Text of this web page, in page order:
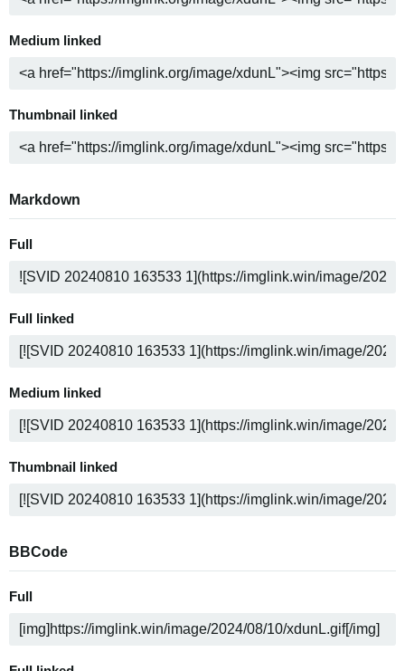
Medium linked
Thumbnail linked
Markdown
Full
Full linked
Medium linked
Thumbnail linked
BBCode
Full